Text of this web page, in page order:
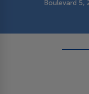
Boulevard 5,